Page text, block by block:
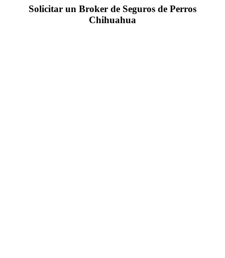
Solicitar un Broker de Seguros de Perros
Chihuahua